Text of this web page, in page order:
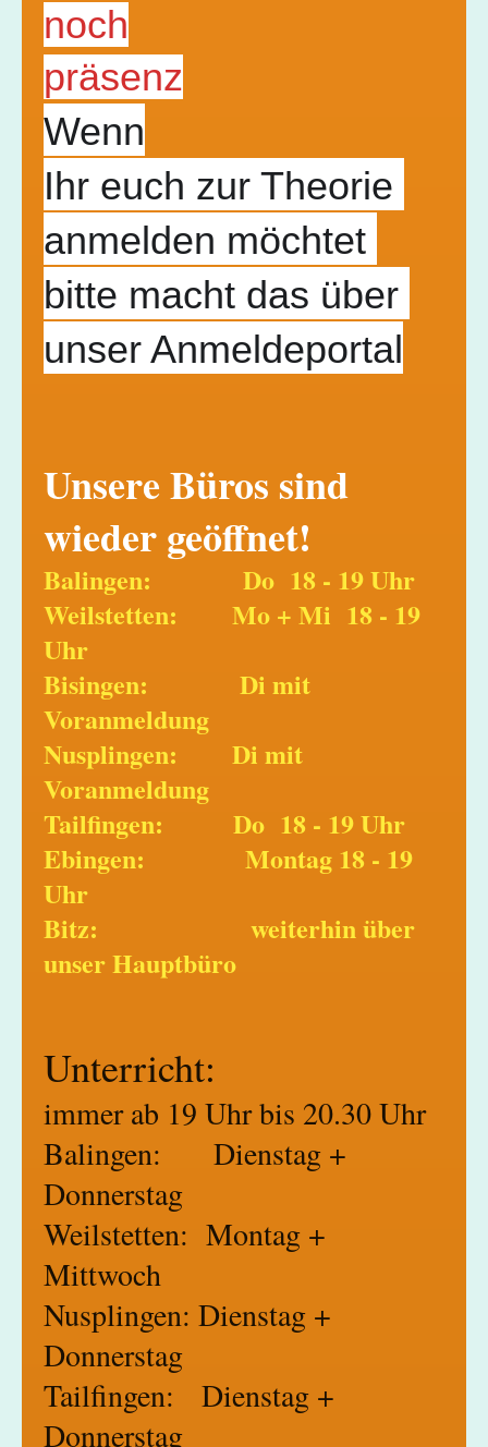
noch
präsenz
Wenn
Ihr euch zur Theorie
anmelden möchtet
bitte macht das über
unser Anmeldeportal
Unsere Büros sind
wieder geöffnet!
Balingen: Do 18 - 19 Uhr
Weilstetten: Mo + Mi 18 - 19
Uhr
Bisingen: Di mit
Voranmeldung
Nusplingen: Di mit
Voranmeldung
Tailfingen: Do 18 - 19 Uhr
Ebingen: Montag 18 - 19
Uhr
Bitz: weiterhin über
unser Hauptbüro
Unterricht:
immer ab 19 Uhr bis 20.30 Uhr
Balingen: Dienstag +
Donnerstag
Weilstetten: Montag +
Mittwoch
Nusplingen: Dienstag +
Donnerstag
Tailfingen: Dienstag +
Donnerstag